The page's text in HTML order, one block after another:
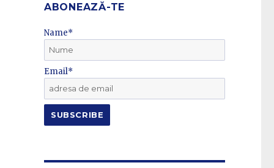
ABONEAZĂ-TE
Name*
Email*